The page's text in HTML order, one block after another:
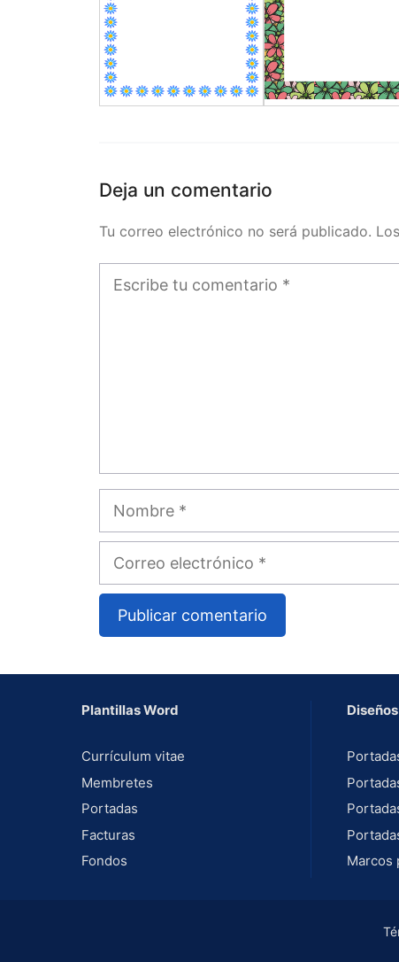
Deja un comentario
Tu correo electrónico no será publicado.
Comentario
Correo
t
r
n
a
Plantillas Word
Currículum vitae
Membretes
Portadas
Facturas
Fondos
Marcos